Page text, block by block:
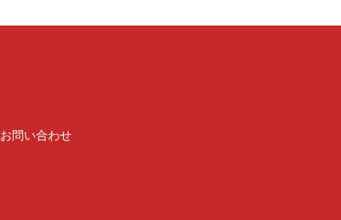
お問い合わせ